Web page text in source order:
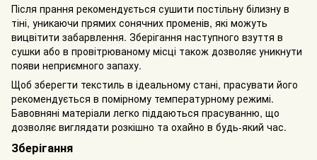
Після прання рекомендується сушити постільну білизну в
тіні, уникаючи прямих сонячних променів, які можуть
вицвітити забарвлення. Зберігання наступного взуття в
сушки або в провітрюваному місці також дозволяє уникнути
появи неприємного запаху.
Щоб зберегти текстиль в ідеальному стані, прасувати його
рекомендується в помірному температурному режимі.
Бавовняні матеріали легко піддаються прасуванню, що
дозволяє виглядати розкішно та охайно в будь-який час.
Зберігання